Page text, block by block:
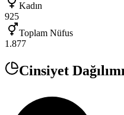
Kadın
925
Toplam Nüfus
1.877
Cinsiyet